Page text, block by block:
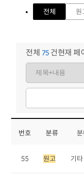
전체 원
전체 75건현재 페
번호 분류 분
55 원고 기타